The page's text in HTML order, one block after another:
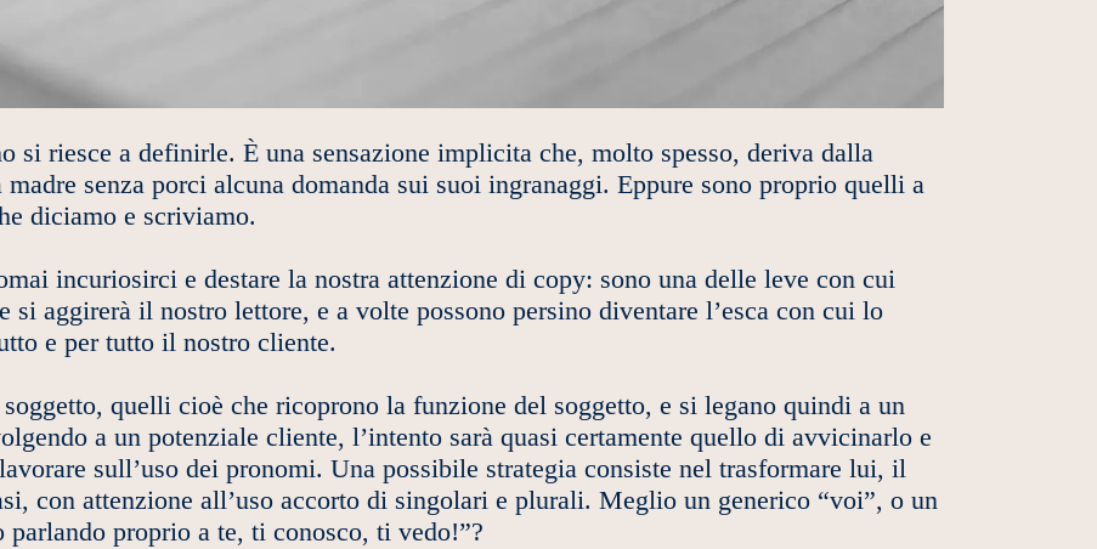
si riesce a definirle. È una sensazione implicita che, molto spesso, deriva dalla
senza porci alcuna domanda sui suoi ingranaggi. Eppure sono proprio quelli a
diciamo e scriviamo.
incuriosirci e destare la nostra attenzione di copy: sono una delle leve con cui
aggirerà il nostro lettore, e a volte possono persino diventare l’esca con cui lo
e per tutto il nostro cliente.
quelli cioè che ricoprono la funzione del soggetto, e si legano quindi a un
a un potenziale cliente, l’intento sarà quasi certamente quello di avvicinarlo e
sull’uso dei pronomi. Una possibile strategia consiste nel trasformare lui, il
con attenzione all’uso accorto di singolari e plurali. Meglio un generico “voi”, o un
proprio a te, ti conosco, ti vedo!”?